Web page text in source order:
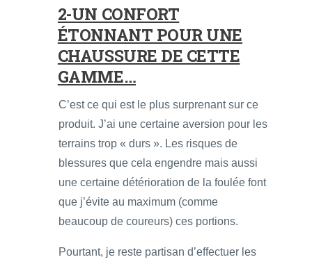
2-UN CONFORT
ÉTONNANT POUR UNE
CHAUSSURE DE CETTE
GAMME…
C’est ce qui est le plus surprenant sur ce
produit. J’ai une certaine aversion pour les
terrains trop « durs ». Les risques de
blessures que cela engendre mais aussi
une certaine détérioration de la foulée font
que j’évite au maximum (comme
beaucoup de coureurs) ces portions.
Pourtant, je reste partisan d’effectuer les